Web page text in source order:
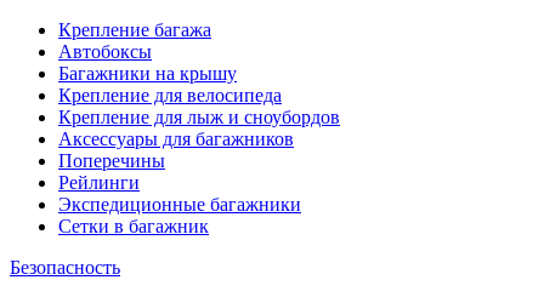
Крепление багажа
Автобоксы
Багажники на крышу
Крепление для велосипеда
Крепление для лыж и сноубордов
Аксессуары для багажников
Поперечины
Рейлинги
Экспедиционные багажники
Сетки в багажник
Безопасность